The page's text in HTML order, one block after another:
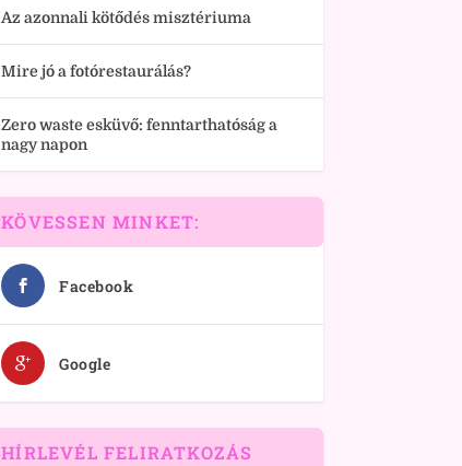
Az azonnali kötődés misztériuma
Mire jó a fotórestaurálás?
Zero waste esküvő: fenntarthatóság a
nagy napon
KÖVESSEN MINKET:
Facebook
Google
HÍRLEVÉL FELIRATKOZÁS